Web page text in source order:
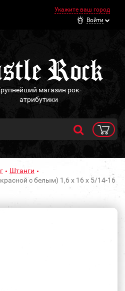
Укажите ваш город
Войти
магазин рок-
атрибутики
Штанги
с белым) 1,6 х 16 х 5/14-16